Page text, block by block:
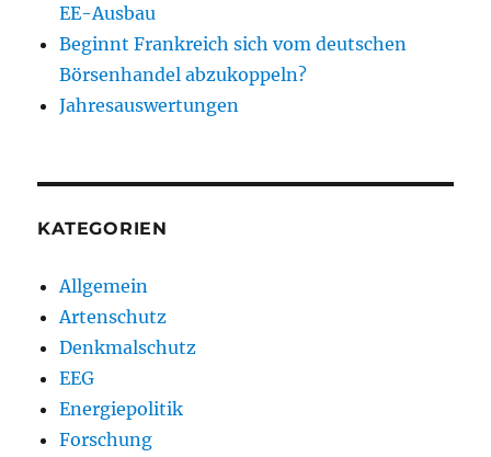
EE-Ausbau
Beginnt Frankreich sich vom deutschen
Börsenhandel abzukoppeln?
Jahresauswertungen
KATEGORIEN
Allgemein
Artenschutz
Denkmalschutz
EEG
Energiepolitik
Forschung